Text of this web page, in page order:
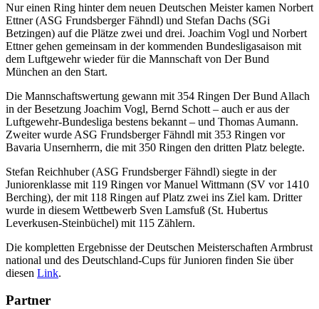
Nur einen Ring hinter dem neuen Deutschen Meister kamen Norbert
Ettner (ASG Frundsberger Fähndl) und Stefan Dachs (SGi
Betzingen) auf die Plätze zwei und drei. Joachim Vogl und Norbert
Ettner gehen gemeinsam in der kommenden Bundesligasaison mit
dem Luftgewehr wieder für die Mannschaft von Der Bund
München an den Start.
Die Mannschaftswertung gewann mit 354 Ringen Der Bund Allach
in der Besetzung Joachim Vogl, Bernd Schott – auch er aus der
Luftgewehr-Bundesliga bestens bekannt – und Thomas Aumann.
Zweiter wurde ASG Frundsberger Fähndl mit 353 Ringen vor
Bavaria Unsernherrn, die mit 350 Ringen den dritten Platz belegte.
Stefan Reichhuber (ASG Frundsberger Fähndl) siegte in der
Juniorenklasse mit 119 Ringen vor Manuel Wittmann (SV vor 1410
Berching), der mit 118 Ringen auf Platz zwei ins Ziel kam. Dritter
wurde in diesem Wettbewerb Sven Lamsfuß (St. Hubertus
Leverkusen-Steinbüchel) mit 115 Zählern.
Die kompletten Ergebnisse der Deutschen Meisterschaften Armbrust
national und des Deutschland-Cups für Junioren finden Sie über
diesen Link.
Partner